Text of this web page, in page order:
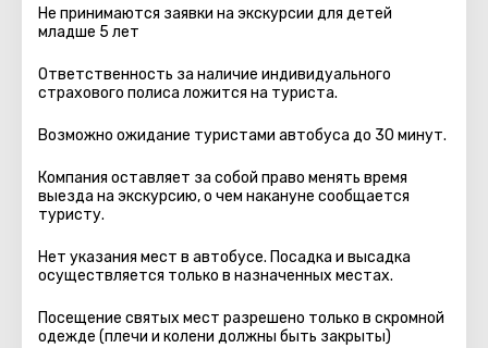
Не принимаются заявки на экскурсии для детей
младше 5 лет
Ответственность за наличие индивидуального
страхового полиса ложится на туриста.
Возможно ожидание туристами автобуса до 30 минут.
Компания оставляет за собой право менять время
выезда на экскурсию, о чем накануне сообщается
туристу.
Нет указания мест в автобуcе. Посадка и высадка
осуществляется только в назначенных местах.
Посещение святых мест разрешено только в скромной
одежде (плечи и колени должны быть закрыты)